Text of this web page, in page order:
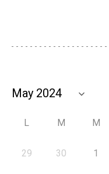
L M M
29 30 1